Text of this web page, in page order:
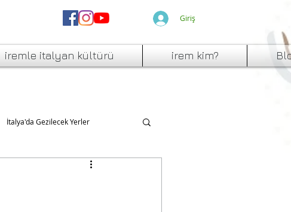
Giriş
iremle italyan kültürü irem kim?
İtalya'da Gezilecek Yerler